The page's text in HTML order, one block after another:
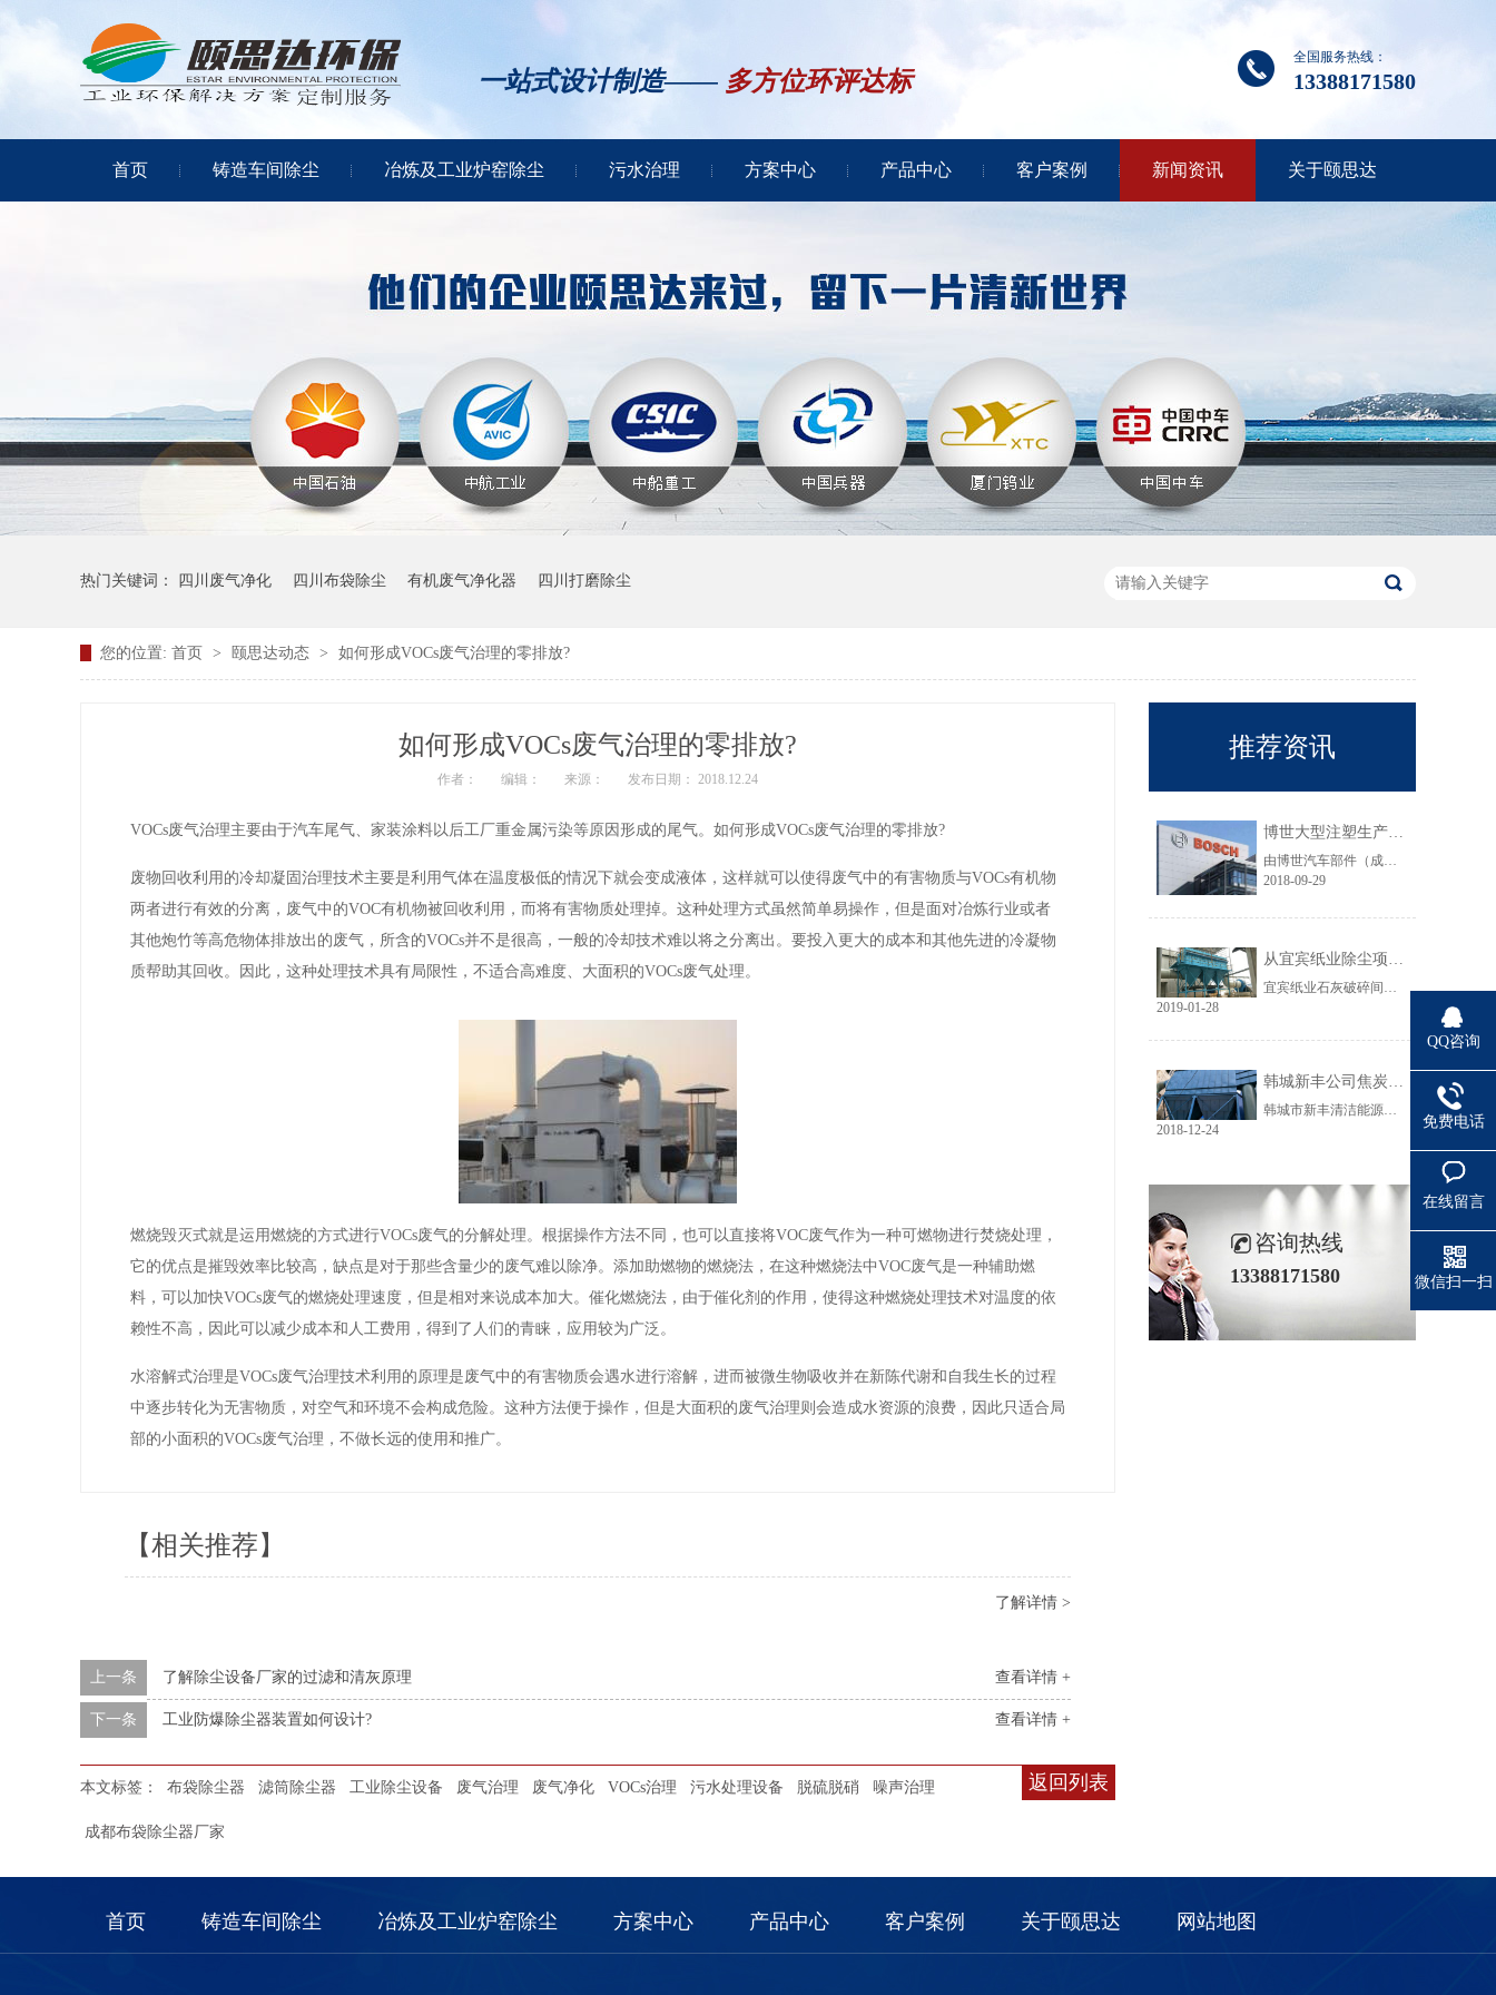
一站式设计制造—— 多方位环评达标
全国服务热线：
13388171580
首页 铸造车间除尘 冶炼及工业炉窑除尘 污水治理 方案中心 产品中心 客户案例 新闻资讯 关于颐思达
热门关键词： 四川废气净化 四川布袋除尘 有机废气净化器 四川打磨除尘
您的位置: 首页 > 颐思达动态 > 如何形成VOCs废气治理的零排放?
如何形成VOCs废气治理的零排放?
作者： 编辑： 来源： 发布日期： 2018.12.24
VOCs废气治理主要由于汽车尾气、家装涂料以后工厂重金属污染等原因形成的尾气。如何形成VOCs废气治理的零排放?
废物回收利用的冷却凝固治理技术主要是利用气体在温度极低的情况下就会变成液体，这样就可以使得废气中的有害物质与VOCs有机物
两者进行有效的分离，废气中的VOC有机物被回收利用，而将有害物质处理掉。这种处理方式虽然简单易操作，但是面对冶炼行业或者
其他炮竹等高危物体排放出的废气，所含的VOCs并不是很高，一般的冷却技术难以将之分离出。要投入更大的成本和其他先进的冷凝物
质帮助其回收。因此，这种处理技术具有局限性，不适合高难度、大面积的VOCs废气处理。
燃烧毁灭式就是运用燃烧的方式进行VOCs废气的分解处理。根据操作方法不同，也可以直接将VOC废气作为一种可燃物进行焚烧处理，
它的优点是摧毁效率比较高，缺点是对于那些含量少的废气难以除净。添加助燃物的燃烧法，在这种燃烧法中VOC废气是一种辅助燃
料，可以加快VOCs废气的燃烧处理速度，但是相对来说成本加大。催化燃烧法，由于催化剂的作用，使得这种燃烧处理技术对温度的依
赖性不高，因此可以减少成本和人工费用，得到了人们的青睐，应用较为广泛。
水溶解式治理是VOCs废气治理技术利用的原理是废气中的有害物质会遇水进行溶解，进而被微生物吸收并在新陈代谢和自我生长的过程
中逐步转化为无害物质，对空气和环境不会构成危险。这种方法便于操作，但是大面积的废气治理则会造成水资源的浪费，因此只适合局
部的小面积的VOCs废气治理，不做长远的使用和推广。
【相关推荐】
了解详情 >
查看详情 +
上一条 了解除尘设备厂家的过滤和清灰原理
查看详情 +
下一条 工业防爆除尘器装置如何设计?
返回列表
本文标签： 布袋除尘器 滤筒除尘器 工业除尘设备 废气治理 废气净化 VOCs治理 污水处理设备 脱硫脱硝 噪声治理
成都布袋除尘器厂家
推荐资讯
博世大型注塑生产线VOC净化工程圆满结束
由博世汽车部件（成都）有限公司委托颐思达设计、制造、安装的大型注塑生产线废气净化工程项目于近日全部竣工，试运行效果显示，运行结果完全符合设计要求。
2018-09-29
从宜宾纸业除尘项目成功范例看低成本环保
宜宾纸业石灰破碎间除尘工程于近期完工，在不足30立方的空间内集成了超过三个篮球场大小的过滤面积，处理风量达每小时7万立方，实现了小体积除尘器处理大风量，开启低成本环保的时代，给处在环保高压政策下不堪重负的企业主们带来福音......
2019-01-28
韩城新丰公司焦炭输送线除尘工程完美收官
韩城市新丰清洁能源科技有限公司隶属于上市公司黑猫焦化，焦炭输送线除尘系统于近期完美收官。该输送线共计500多米长，通过布置在高空走廊里的输送皮带连接为一条完整的生产线，过程分为投料、破碎、筛分、传送等工艺。整条输送线分四个转运站、两条分流线，将制备好的焦炭送入煤气生产工段。各个工艺阶段均有大量焦炭粉尘产生，这不仅严重影响现场职业卫生，而且因产尘点高，污染面覆盖范围广。
2018-12-24
咨询热线
13388171580
首页 铸造车间除尘 冶炼及工业炉窑除尘 方案中心 产品中心 客户案例 关于颐思达 网站地图
QQ咨询
免费电话
在线留言
微信扫一扫